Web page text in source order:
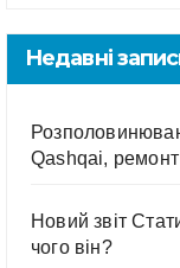
Недавні
Qashqai,
Новий звіт
чого він?